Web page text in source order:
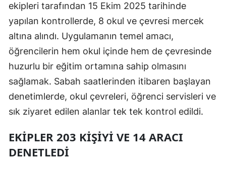
Eskişehir
Gaziantep
Gümüşhane
Hakkari
Isparta
ekipleri tarafından 15 Ekim 2025 tarihinde
yapılan kontrollerde, 8 okul ve çevresi mercek
altına alındı. Uygulamanın temel amacı,
öğrencilerin hem okul içinde hem de çevresinde
huzurlu bir eğitim ortamına sahip olmasını
sağlamak. Sabah saatlerinden itibaren başlayan
denetimlerde, okul çevreleri, öğrenci servisleri ve
sık ziyaret edilen alanlar tek tek kontrol edildi.
EKIPLER 203 KIŞIYI VE 14 ARACI
DENETLEDI